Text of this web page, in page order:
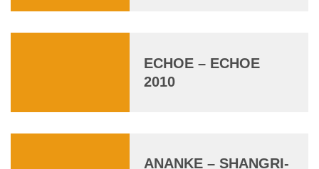
ECHOE – ECHOE
2010
ANANKE – SHANGRI-